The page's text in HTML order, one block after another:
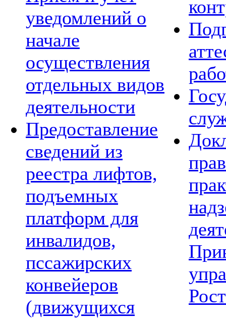
уведомлений о
начале
осуществления
отдельных видов
деятельности
Предоставление
сведений из
реестра лифтов,
подъемных
платформ для
инвалидов,
пссажирских
конвейеров
(движущихся